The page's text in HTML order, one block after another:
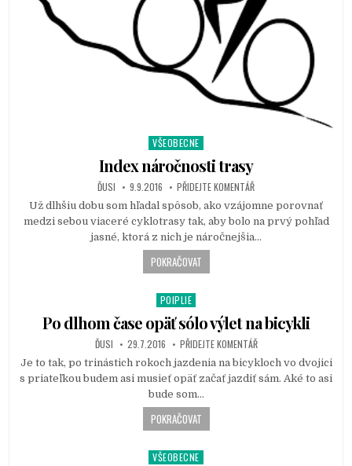
P
o
s
t
e
d
i
n
VŠEOBECNE
Index náročnosti trasy
ĎUSI 9.9.2016 PŘIDEJTE KOMENTÁŘ
Už dlhšiu dobu som hľadal spôsob, ako vzájomne porovnať
medzi sebou viaceré cyklotrasy tak, aby bolo na prvý pohľad
jasné, ktorá z nich je náročnejšia…
POKRAČOVAT
P
s
t
e
d
i
n
POIPLIE
Po dlhom čase opäť sólo výlet na bicykli
ĎUSI 29.7.2016 PŘIDEJTE KOMENTÁŘ
Je to tak, po trinástich rokoch jazdenia na bicykloch vo dvojici
s priateľkou budem asi musieť opäť začať jazdiť sám. Aké to asi
bude som…
POKRAČOVAT
PVŠEOBECNE